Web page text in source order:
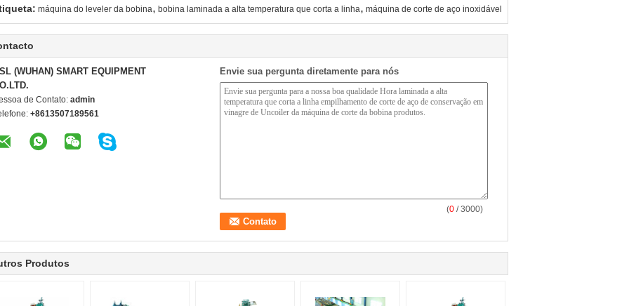
máquina do leveler da bobina, bobina laminada a alta temperatura que corta a linha, máquina de corte de aço inoxidável
(WUHAN) SMART EQUIPMENT
de Contato: admin
+8613507189561
Envie sua pergunta diretamente para nós
(0 / 3000)
Produtos